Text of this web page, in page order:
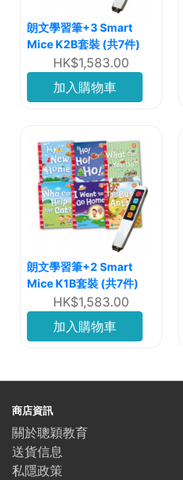
朗文學習筆+3 Smart
Mice K2B套裝 (共7件)
HK$1,583.00
加入購物車
朗文學習筆+2 Smart
Mice K1B套裝 (共7件)
HK$1,583.00
加入購物車
商店資訊
關於聰穎教育
送貨信息
私隱政策